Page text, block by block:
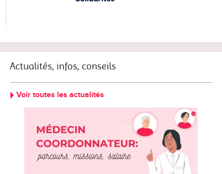
Actualités, infos, conseils
Voir toutes les actualités